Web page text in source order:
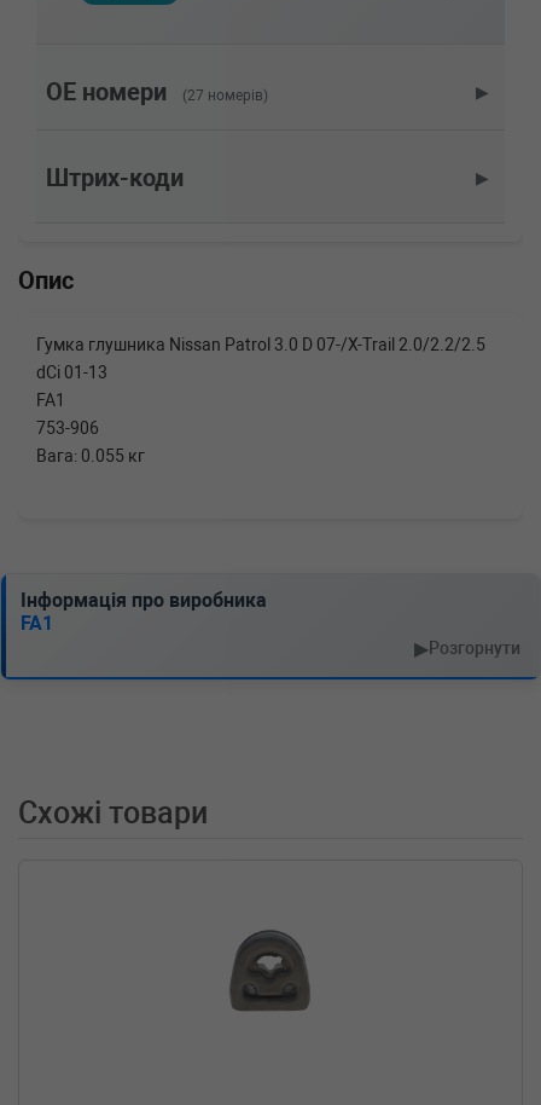
Об'єм: 55cc, Потужність: 75HP)
01-2003-02-01) (Тип: Бензиновый двигатель,
OE номери (27 номерів) ▶
Штрих-коди ▶
Опис
Гумка глушника Nissan Patrol 3.0 D 07-/X-Trail 2.0/2.2/2.5
dCi 01-13
FA1
753-906
Вага: 0.055 кг
Інформація про виробника
FA1
▶Розгорнути
Схожі товари